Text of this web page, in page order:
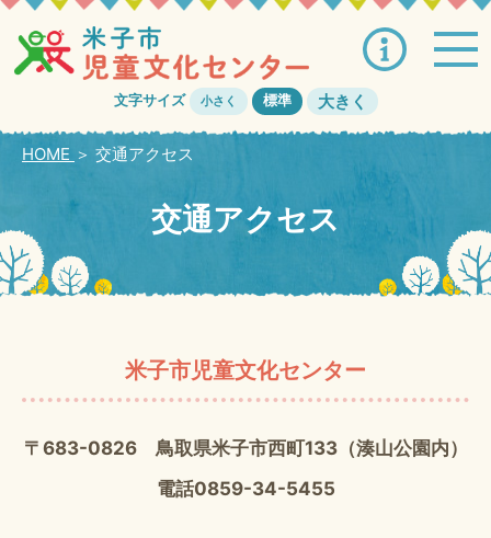
文字サイズ 小さく 標準 大きく
HOME ＞ 交通アクセス
交通アクセス
米子市児童文化センター
〒683-0826 鳥取県米子市西町133（湊山公園内）
電話0859-34-5455